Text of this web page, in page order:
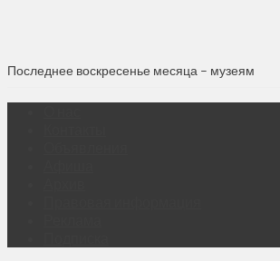
Последнее воскресенье месяца – музеям